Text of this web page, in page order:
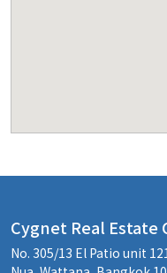
Cygnet Real Estate
No. 305/13 El Patio unit